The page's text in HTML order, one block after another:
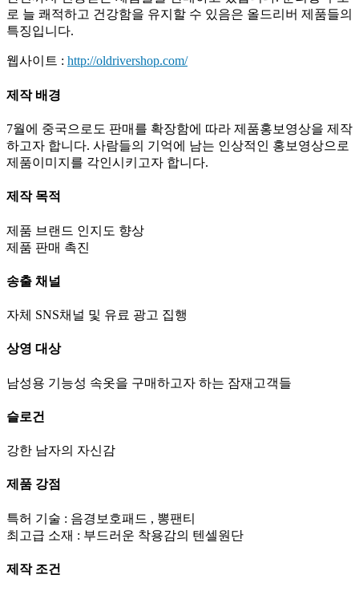
로 늘 쾌적하고 건강함을 유지할 수 있음은 올드리버 제품들의
특징입니다.
웹사이트 : http://oldrivershop.com/
제작 배경
7월에 중국으로도 판매를 확장함에 따라 제품홍보영상을 제작
하고자 합니다. 사람들의 기억에 남는 인상적인 홍보영상으로
제품이미지를 각인시키고자 합니다.
제작 목적
제품 브랜드 인지도 향상
제품 판매 촉진
송출 채널
자체 SNS채널 및 유료 광고 집행
상영 대상
남성용 기능성 속옷을 구매하고자 하는 잠재고객들
슬로건
강한 남자의 자신감
제품 강점
특허 기술 : 음경보호패드 , 뽕팬티
최고급 소재 : 부드러운 착용감의 텐셀원단
제작 조건